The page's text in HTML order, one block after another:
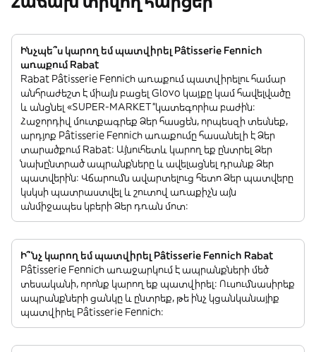
Ինչպե՞ս կարող եմ պատվիրել Pâtisserie Fennich
առաքում Rabat
Rabat Pâtisserie Fennich առաքում պատվիրելու համար
անհրաժեշտ է միայն բացել Glovo կայքը կամ հավելվածը
և անցնել «SUPER-MARKET”կատեգորիա բաժին:
Հաջորդիվ մուտքագրեք Ձեր հասցեն, որպեսզի տեսնեք,
արդյոք Pâtisserie Fennich առաքումը հասանելի է Ձեր
տարածքում Rabat: Այնուհետև կարող եք ընտրել Ձեր
նախընտրած ապրանքները և ավելացնել դրանք Ձեր
պատվերին: Վճարումն ավարտելուց հետո Ձեր պատվերը
կսկսի պատրաստվել և շուտով առաքիչն այն
անմիջապես կբերի Ձեր դռան մոտ:
Ի՞նչ կարող եմ պատվիրել Pâtisserie Fennich Rabat
Pâtisserie Fennich առաջարկում է ապրանքների մեծ
տեսականի, որոնք կարող եք պատվիրել: Ուսումնասիրեք
ապրանքների ցանկը և ընտրեք, թե ինչ կցանկանայիք
պատվիրել Pâtisserie Fennich: